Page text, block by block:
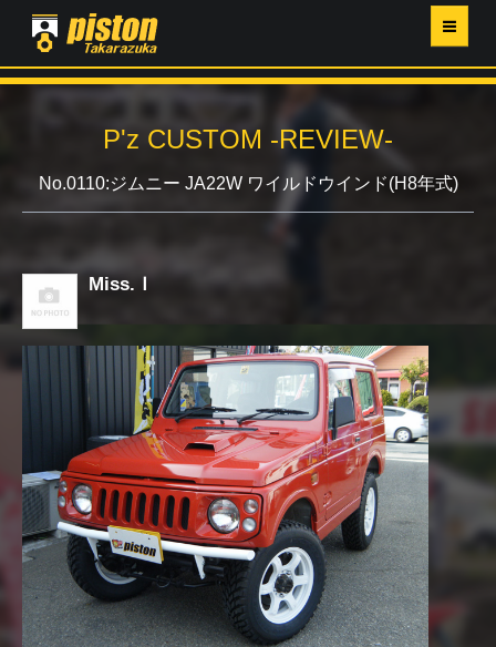
P'Z MAGAZINE
PISTON YAHOO店
店舗ご案内
P'z CUSTOM -REVIEW-
No.0110:ジムニー JA22W ワイルドウインド(H8年式)
Miss.Ｉ